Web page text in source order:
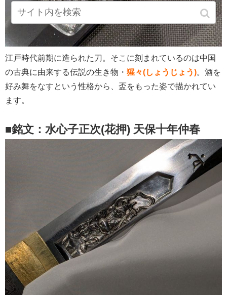
江戸時代前期に造られた刀。そこに刻まれているのは中国
の古典に由来する伝説の生き物・ 猩々(しょうじょう)。酒を
好み舞をなすという性格から、盃をもった姿で描かれてい
ます。
■銘文：水心子正次(花押) 天保十年仲春